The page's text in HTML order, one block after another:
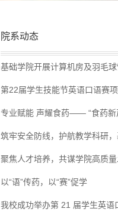
院系动态
基础学院开展计算机房及羽毛
第22届学生技能节英语口语赛
专业赋能 声耀食药—— “食药新
筑牢安全防线，护航教学科研
聚焦人才培养，共谋学院高质
以“语”传药，以“赛”促学
我校成功举办第 21 届学生英语